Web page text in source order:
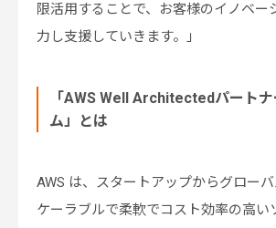
限活用することで、お客様のイノベー
力し支援していきます。」
「AWS Well Architectedパートナ
ム」とは
AWS は、スタートアップからグロー
ケーラブルで柔軟でコスト効率の高い